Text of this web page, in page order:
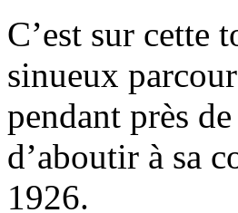
C’est sur cette
sinueux
pendant près
d’aboutir à sa
1926.